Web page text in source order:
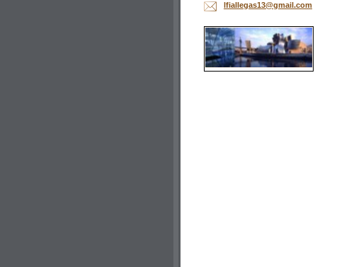
lfiallegas13@gmail.com